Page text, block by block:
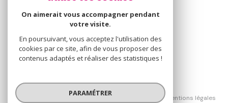
© 2026 | Tous droits réservés
Nos honoraires
Nos partenaires Mentions légales
On aimerait vous accompagner pendant
votre visite.
En poursuivant, vous acceptez l'utilisation des
cookies par ce site, afin de vous proposer des
contenus adaptés et réaliser des statistiques !
PARAMÉTRER